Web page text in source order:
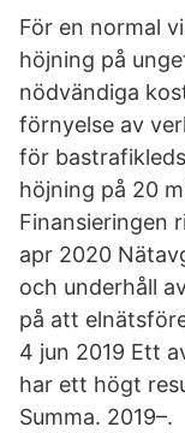
För en normal
höjning på
nödvändiga
förnyelse av
för
höjning på 20
Finansieringen
apr 2020
och underhåll
på att
4 jun 2019 Ett
har ett högt
Summa. 2019–.